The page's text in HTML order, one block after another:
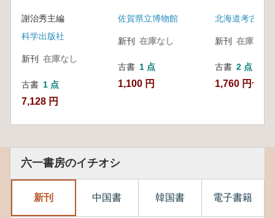
謝治秀主編
科学出版社
新刊 在庫なし
古書 1 点
7,128 円
佐賀県立博物館
新刊 在庫なし
古書 1 点
1,100 円
北海道考古学会
新刊 在庫なし
古書 2 点
1,760 円~
六一書房のイチオシ
新刊 中国書 韓国書 電子書籍